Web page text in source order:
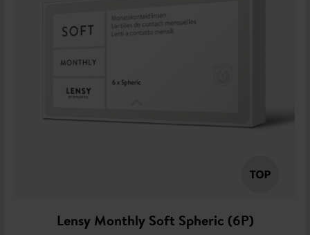
Lensy Monthly Soft Spheric (6P)